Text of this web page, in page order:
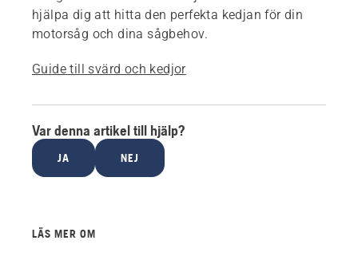
hjälpa dig att hitta den perfekta kedjan för din
motorsåg och dina sågbehov.
Guide till svärd och kedjor
Var denna artikel till hjälp?
JA NEJ
LÄS MER OM